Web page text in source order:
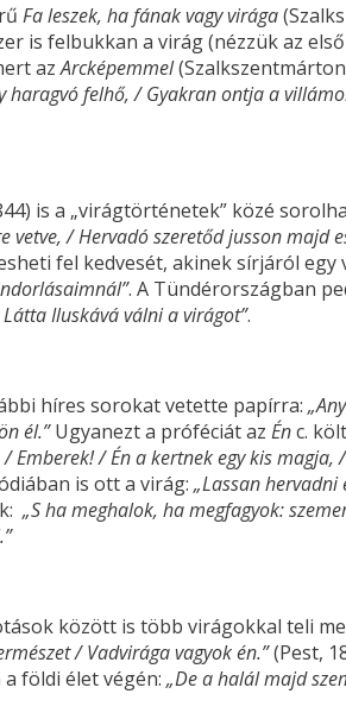
Fa leszek, ha fának vagy virága
is felbukkan a virág (nézzük az
azArcképemmel
haragvó felhő, / Gyakran ontja a
is a „virágtörténetek” közé
vetve, / Hervadó szeretőd jusson majd
fel kedvesét, akinek sírjáról egy
. A Tündérországban
Iluskává válni a virágot”.
híres sorokat vetette papírra:
él.”Ugyanezt a próféciát az Énc.
Emberek! / Én a kertnek egy kis
is ott a virág: „Lassan
„S ha meghalok, ha megfagyok:
között is több virágokkal teli
/ Vadvirága vagyok én.”(Pest,
földi élet végén: „De a halál majd